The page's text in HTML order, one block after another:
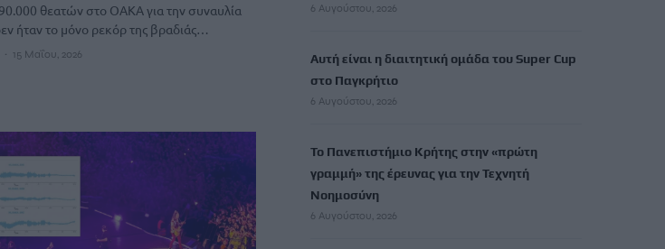
θεατών στο ΟΑΚΑ για την συναυλία
ήταν το μόνο ρεκόρ της βραδιάς…
15 Μαΐου, 2026
6 Αυγούστου, 2026
Αυτή είναι η διαιτητική ομάδα του Super Cup
στο Παγκρήτιο
6 Αυγούστου, 2026
Το Πανεπιστήμιο Κρήτης στην «πρώτη
γραμμή» της έρευνας για την Τεχνητή
Νοημοσύνη
6 Αυγούστου, 2026